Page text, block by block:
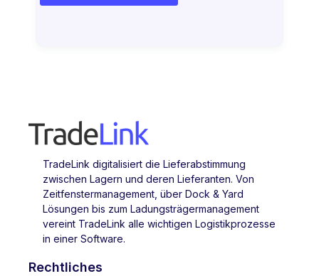
TradeLink digitalisiert die Lieferabstimmung
zwischen Lagern und deren Lieferanten. Von
Zeitfenstermanagement, über Dock & Yard
Lösungen bis zum Ladungsträgermanagement
vereint TradeLink alle wichtigen Logistikprozesse
in einer Software.
Rechtliches